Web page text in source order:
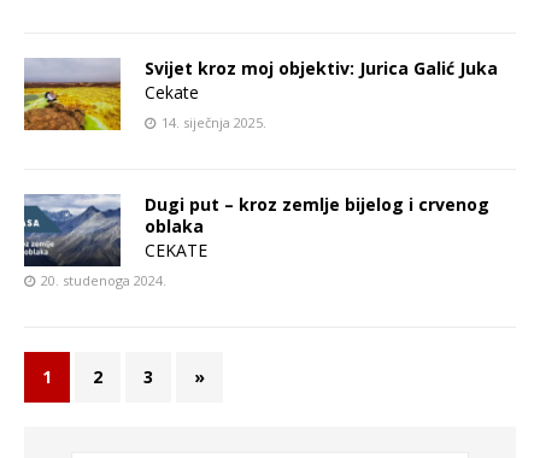
Svijet kroz moj objektiv: Jurica Galić Juka
Cekate
14. siječnja 2025.
Dugi put – kroz zemlje bijelog i crvenog
oblaka
CEKATE
20. studenoga 2024.
1 2 3 »